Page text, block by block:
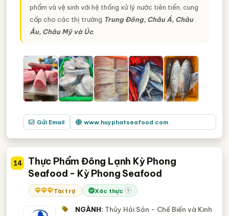
phẩm và vệ sinh với hệ thống xử lý nước tiên tiến, cung
cấp cho các thị trường Trung Đông, Châu Á, Châu
Âu, Châu Mỹ và Úc.
Gửi Email www.huyphatseafood.com
14
Thực Phẩm Đông Lạnh Kỳ Phong
Seafood - Kỳ Phong Seafood
Tài trợ Xác thực ?
NGÀNH: Thủy Hải Sản - Chế Biến và Kinh